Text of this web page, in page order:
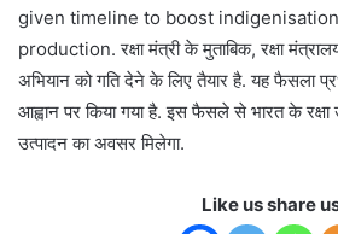
given timeline to boost
production. रक्षा मंत्री के मुताबिक, रक्षा
अभियान को गति देने के लिए तैयार है. यह फैसला
आह्वान पर किया गया है. इस फैसले से भारत के रक्षा
उत्‍पादन का अवसर मिलेगा.
Like us share